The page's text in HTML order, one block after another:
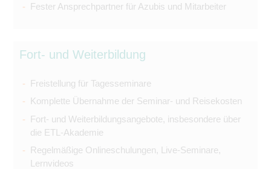
Fester Ansprechpartner für Azubis und Mitarbeiter
Fort- und Weiterbildung
Freistellung für Tagesseminare
Komplette Übernahme der Seminar- und Reisekosten
Fort- und Weiterbildungsangebote, insbesondere über
die ETL-Akademie
Regelmäßige Onlineschulungen, Live-Seminare,
Lernvideos